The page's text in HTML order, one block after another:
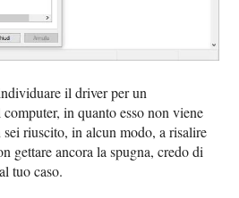
il driver per un
in quanto esso non viene
riuscito, in alcun modo, a risalire
gettare ancora la spugna, credo di
tuo caso.